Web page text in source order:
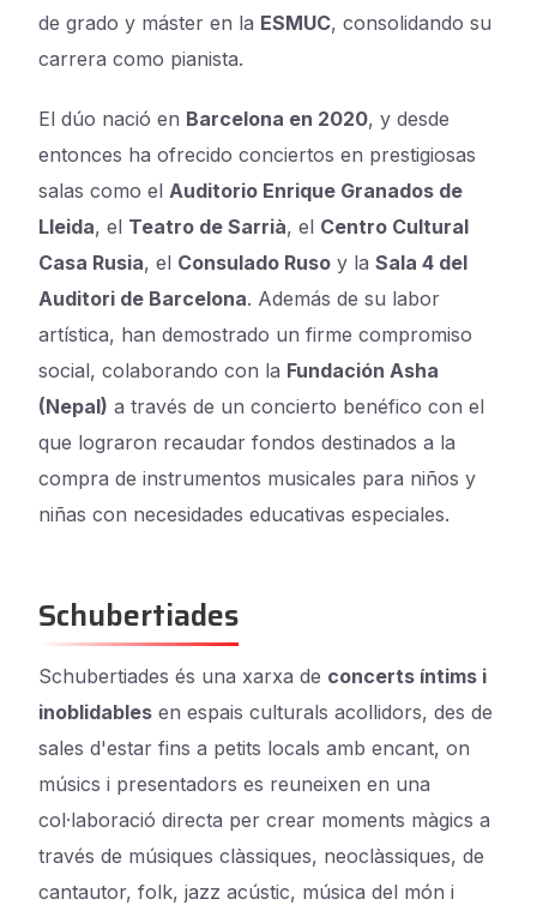
de grado y máster en la ESMUC, consolidando su
carrera como pianista.
El dúo nació en Barcelona en 2020, y desde
entonces ha ofrecido conciertos en prestigiosas
salas como el Auditorio Enrique Granados de
Lleida, el Teatro de Sarrià, el Centro Cultural
Casa Rusia, el Consulado Ruso y la Sala 4 del
Auditori de Barcelona. Además de su labor
artística, han demostrado un firme compromiso
social, colaborando con la Fundación Asha
(Nepal) a través de un concierto benéfico con el
que lograron recaudar fondos destinados a la
compra de instrumentos musicales para niños y
niñas con necesidades educativas especiales.
Schubertiades
Schubertiades és una xarxa de concerts íntims i
inoblidables en espais culturals acollidors, des de
sales d'estar fins a petits locals amb encant, on
músics i presentadors es reuneixen en una
col·laboració directa per crear moments màgics a
través de músiques clàssiques, neoclàssiques, de
cantautor, folk, jazz acústic, música del món i